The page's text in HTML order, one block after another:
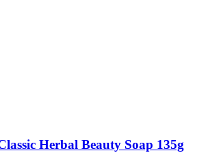
Herbal Beauty Soap 135g